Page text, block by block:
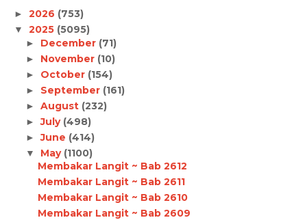
► 2026 (753)
▼ 2025 (5095)
► December (71)
► November (10)
► October (154)
► September (161)
► August (232)
►July (498)
►June (414)
▼ May (1100)
Membakar Langit ~ Bab 2612
Membakar Langit ~ Bab 2611
Membakar Langit ~ Bab 2610
Membakar Langit ~ Bab 2609